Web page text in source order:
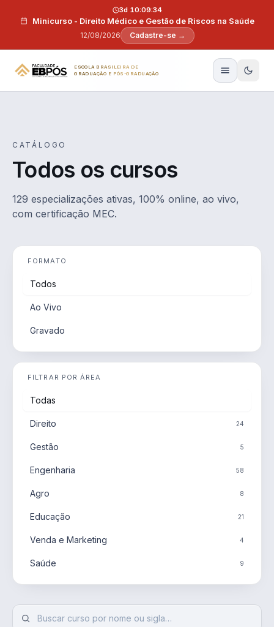
Minicurso - Direito Médico e Gestão de Riscos na Saúde
12/08/2026
3d 10:09:33
Cadastre-se →
ESCOLA BRASILEIRA DE
GRADUAÇÃO E PÓS-GRADUAÇÃO
CATÁLOGO
Todos os cursos
129 especializações ativas, 100% online, ao vivo,
com certificação MEC.
FORMATO
Todos
Ao Vivo
Gravado
FILTRAR POR ÁREA
Todas
Direito 24
Gestão 5
Engenharia 58
Agro 8
Educação 21
Venda e Marketing 4
Saúde 9